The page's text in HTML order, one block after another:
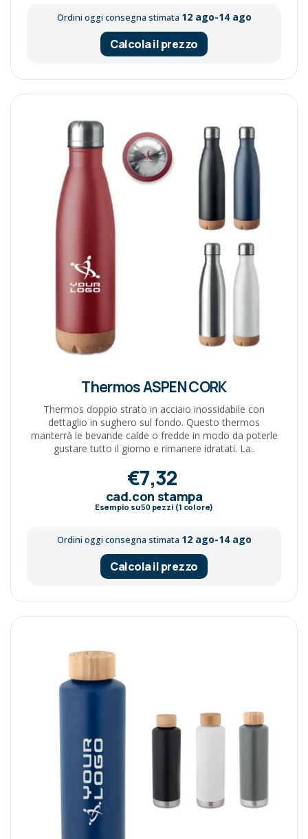
Ordini oggi consegna stimata 12 ago-14 ago
Calcola il prezzo
Thermos ASPEN CORK
Thermos doppio strato in acciaio inossidabile con
dettaglio in sughero sul fondo. Questo thermos
manterrà le bevande calde o fredde in modo da poterle
gustare tutto il giorno e rimanere idratati. La..
€7,32
cad.con stampa
Esempio su50pezzi (1 colore)
Ordini oggi consegna stimata 12 ago-14 ago
Calcola il prezzo